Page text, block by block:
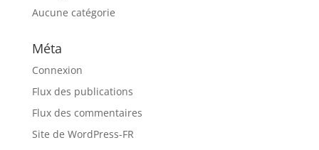
Aucune catégorie
Méta
Connexion
Flux des publications
Flux des commentaires
Site de WordPress-FR